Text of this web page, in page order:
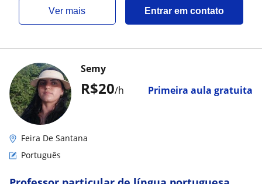
ver mais Entrar em contato
R$20/h Primeira aula gratuita
Semy
Feira De Santana
Português